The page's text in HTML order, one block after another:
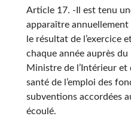
Article 17. -Il est tenu
apparaître
le résultat de l’exercice
chaque année auprès
Ministre de l’Intérieur
santé de l’emploi des
subventions accordées
écoulé.